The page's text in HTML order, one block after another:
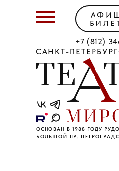
САНКТ-
ОСНОВАН В 1988 ГОДУ
+7 (812)
БОЛЬШОЙ ПР.